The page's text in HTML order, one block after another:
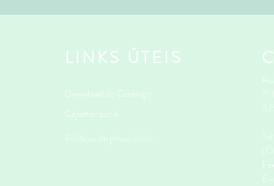
LINKS ÚTEIS
Download do Catálogo
Cajumar por aí
Políticas de privacidade
ZI